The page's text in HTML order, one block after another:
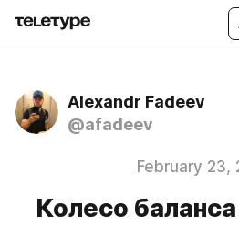
Alexandr Fadeev
@afadeev
February 23,
Колесо